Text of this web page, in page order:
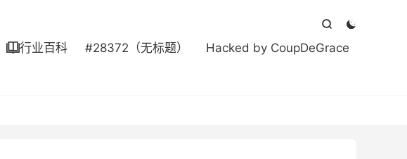


行业百科 #28372（无标题）
Hacked by CoupDeGrace